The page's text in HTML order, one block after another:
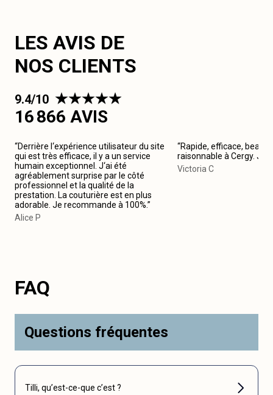
LES AVIS DE
NOS CLIENTS
9.4/10
16 866 AVIS
“Derrière l‘expérience utilisateur du site
qui est très efficace, il y a un service
humain exceptionnel. J‘ai été
agréablement surprise par le côté
professionnel et la qualité de la
prestation. La couturière est en plus
adorable. Je recommande à 100%.”
Alice P
“Rapide, efficace, beau
raisonnable à Cergy. Je
Victoria C
FAQ
Questions fréquentes
Tilli, qu’est-ce-que c’est ?